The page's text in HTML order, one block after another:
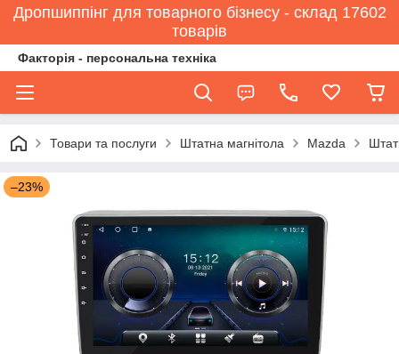
Дропшиппінг для товарного бізнесу - склад 17602
товарів
Факторія - персональна техніка
Товари та послуги Штатна магнітола Mazda
–23%